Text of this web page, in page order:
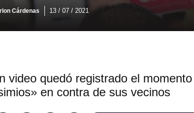
Cárdenas 13 / 07 / 2021
video quedó registrado el
en contra de sus vecinos